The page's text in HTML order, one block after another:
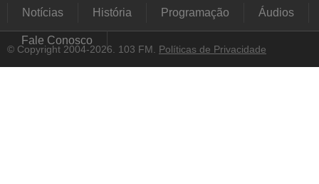
Notícias História Programação Áudios
Fale Conosco
© Copyright 2004-2026. 103 FM. Políticas de Privacidade